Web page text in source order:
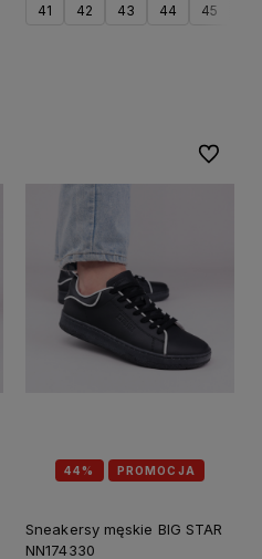
41 42 43 44 45
44% PROMOCJA
Sneakersy męskie BIG STAR
NN174330
Do